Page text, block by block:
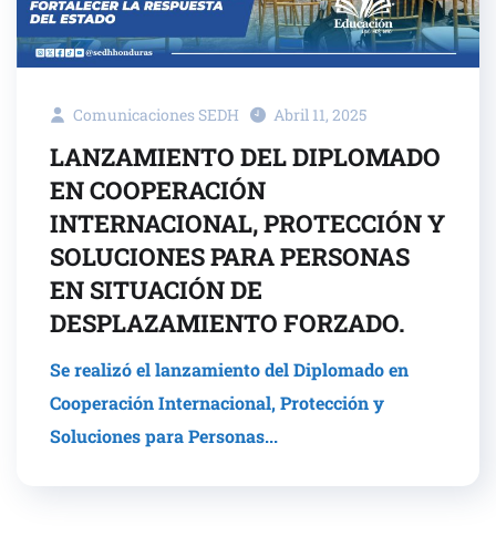
Comunicaciones SEDH Abril 11, 2025
LANZAMIENTO DEL DIPLOMADO
EN COOPERACIÓN
INTERNACIONAL, PROTECCIÓN Y
SOLUCIONES PARA PERSONAS
EN SITUACIÓN DE
DESPLAZAMIENTO FORZADO.
Se realizó el lanzamiento del Diplomado en
Cooperación Internacional, Protección y
Soluciones para Personas...